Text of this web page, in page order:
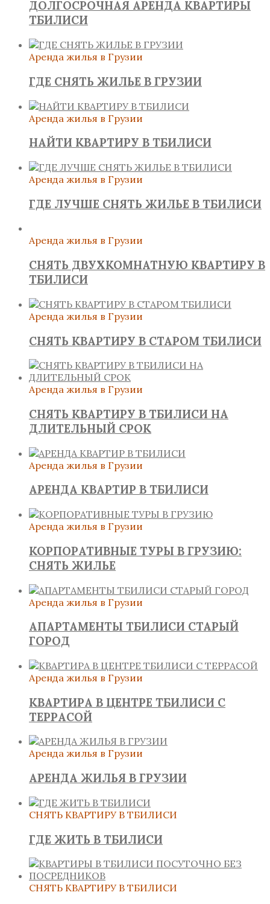
ДОЛГОСРОЧНАЯ АРЕНДА КВАРТИРЫ
ТБИЛИСИ
Аренда жилья в Грузии
ГДЕ СНЯТЬ ЖИЛЬЕ В ГРУЗИИ
Аренда жилья в Грузии
НАЙТИ КВАРТИРУ В ТБИЛИСИ
Аренда жилья в Грузии
ГДЕ ЛУЧШЕ СНЯТЬ ЖИЛЬЕ В ТБИЛИСИ
Аренда жилья в Грузии
СНЯТЬ ДВУХКОМНАТНУЮ КВАРТИРУ В
ТБИЛИСИ
Аренда жилья в Грузии
СНЯТЬ КВАРТИРУ В СТАРОМ ТБИЛИСИ
Аренда жилья в Грузии
СНЯТЬ КВАРТИРУ В ТБИЛИСИ НА
ДЛИТЕЛЬНЫЙ СРОК
Аренда жилья в Грузии
АРЕНДА КВАРТИР В ТБИЛИСИ
Аренда жилья в Грузии
КОРПОРАТИВНЫЕ ТУРЫ В ГРУЗИЮ:
СНЯТЬ ЖИЛЬЕ
Аренда жилья в Грузии
АПАРТАМЕНТЫ ТБИЛИСИ СТАРЫЙ
ГОРОД
Аренда жилья в Грузии
КВАРТИРА В ЦЕНТРЕ ТБИЛИСИ С
ТЕРРАСОЙ
Аренда жилья в Грузии
АРЕНДА ЖИЛЬЯ В ГРУЗИИ
СНЯТЬ КВАРТИРУ В ТБИЛИСИ
ГДЕ ЖИТЬ В ТБИЛИСИ
СНЯТЬ КВАРТИРУ В ТБИЛИСИ